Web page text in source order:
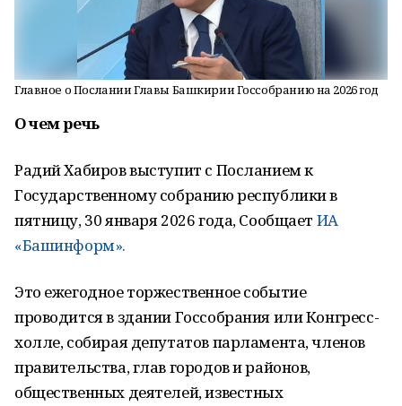
Главное о Послании Главы Башкирии Госсобранию на 2026 год
О чем речь
Радий Хабиров выступит с Посланием к
Государственному собранию республики в
пятницу, 30 января 2026 года, Сообщает ИА
«Башинформ».
Это ежегодное торжественное событие
проводится в здании Госсобрания или Конгресс-
холле, собирая депутатов парламента, членов
правительства, глав городов и районов,
общественных деятелей, известных